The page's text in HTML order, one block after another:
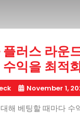
러스 라운
익을 최적
November 1,
해 베팅할 때마다